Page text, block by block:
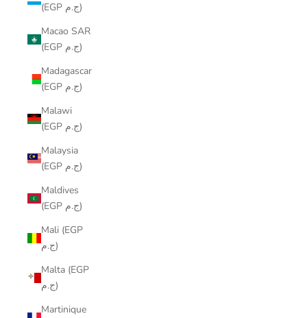
(EGP ج.م)
Macao SAR
(EGP ج.م)
Madagascar
(EGP ج.م)
Malawi
(EGP ج.م)
Malaysia
(EGP ج.م)
Maldives
(EGP ج.م)
Mali (EGP
ج.م)
Malta (EGP
ج.م)
Martinique